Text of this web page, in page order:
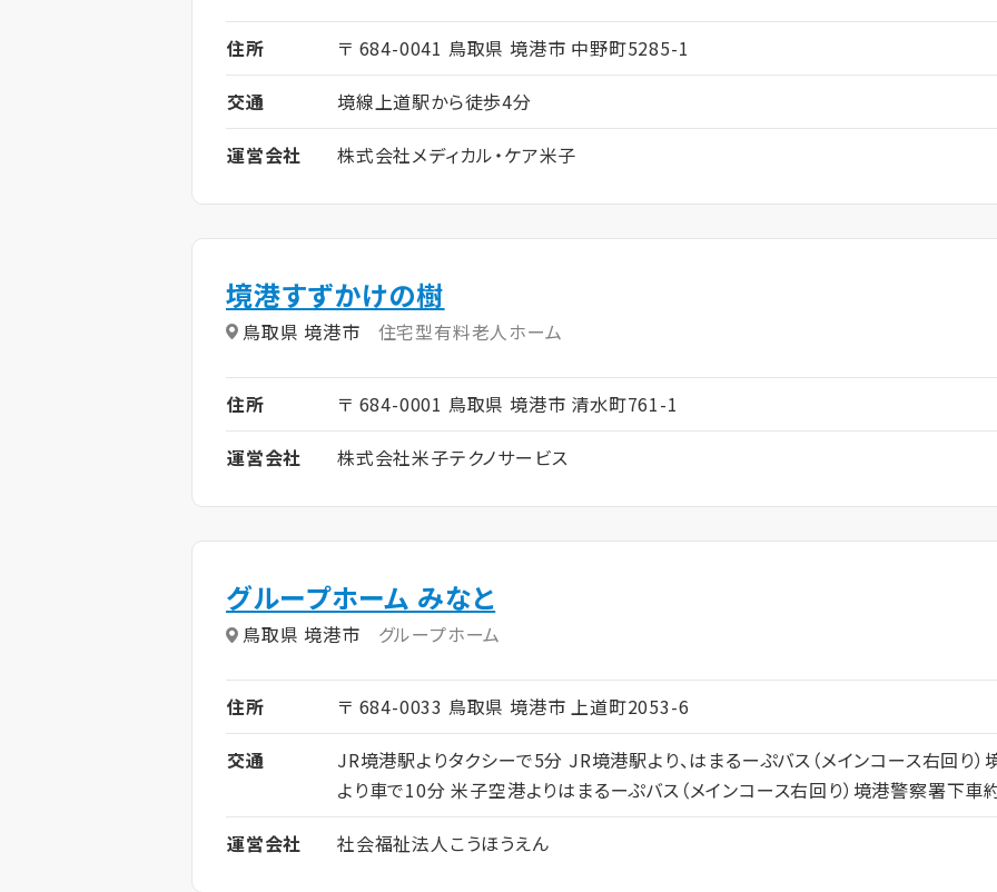
住所
〒 684-0041 鳥取県 境港市 中野町5285-1
交通
境線上道駅から徒歩4分
運営会社
株式会社メディカル・ケア米子
境港すずかけの樹
鳥取県 境港市 住宅型有料老人ホーム
住所
〒 684-0001 鳥取県 境港市 清水町761-1
運営会社
株式会社米子テクノサービス
グループホーム みなと
鳥取県 境港市 グループホーム
住所
〒 684-0033 鳥取県 境港市 上道町2053-6
交通
JR境港駅よりタクシーで5分 JR境港駅より、はまるーぷバス（メインコース右回
より車で10分 米子空港よりはまるーぷバス（メインコース右回り）境港警察署下車
運営会社
社会福祉法人こうほうえん